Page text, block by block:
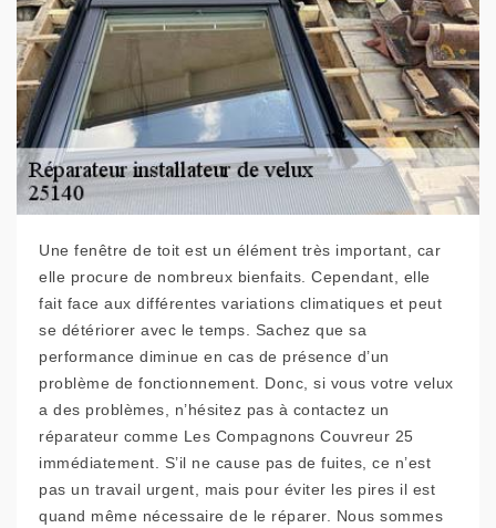
Une fenêtre de toit est un élément très important, car
elle procure de nombreux bienfaits. Cependant, elle
fait face aux différentes variations climatiques et peut
se détériorer avec le temps. Sachez que sa
performance diminue en cas de présence d’un
problème de fonctionnement. Donc, si vous votre velux
a des problèmes, n’hésitez pas à contactez un
réparateur comme Les Compagnons Couvreur 25
immédiatement. S’il ne cause pas de fuites, ce n’est
pas un travail urgent, mais pour éviter les pires il est
quand même nécessaire de le réparer. Nous sommes